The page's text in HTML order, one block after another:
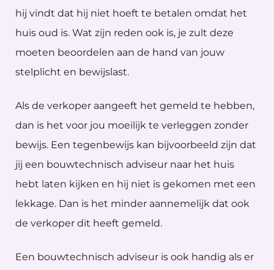
hij vindt dat hij niet hoeft te betalen omdat het
huis oud is. Wat zijn reden ook is, je zult deze
moeten beoordelen aan de hand van jouw
stelplicht en bewijslast.
Als de verkoper aangeeft het gemeld te hebben,
dan is het voor jou moeilijk te verleggen zonder
bewijs. Een tegenbewijs kan bijvoorbeeld zijn dat
jij een bouwtechnisch adviseur naar het huis
hebt laten kijken en hij niet is gekomen met een
lekkage. Dan is het minder aannemelijk dat ook
de verkoper dit heeft gemeld.
Een bouwtechnisch adviseur is ook handig als er